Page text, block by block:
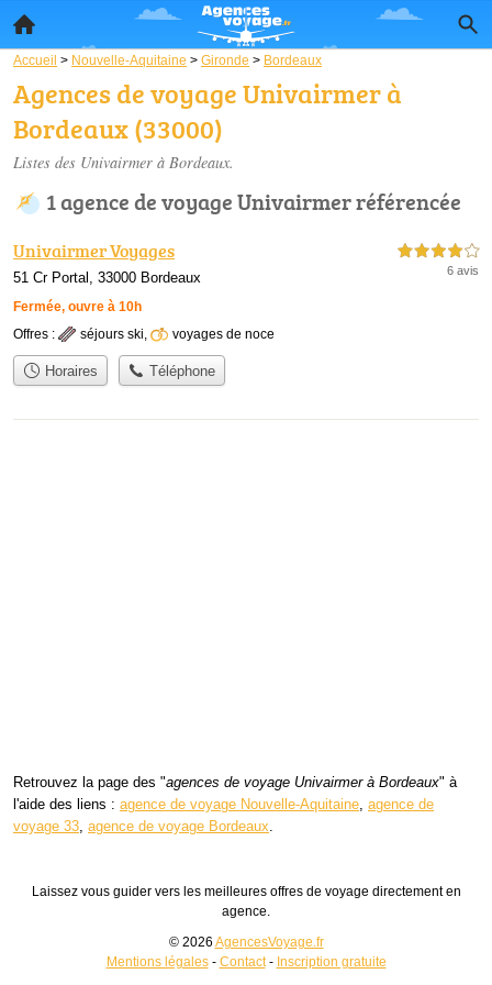
Accueil > Nouvelle-Aquitaine > Gironde > Bordeaux
Agences de voyage Univairmer à
Bordeaux (33000)
Listes des Univairmer à Bordeaux.
1 agence de voyage Univairmer référencée
Univairmer Voyages
51 Cr Portal, 33000 Bordeaux
Fermée, ouvre à 10h
4,0 étoiles sur 5
6 avis
Offres : séjours ski, voyages de noce
Horaires Téléphone
Retrouvez la page des "agences de voyage Univairmer à Bordeaux" à
l'aide des liens : agence de voyage Nouvelle-Aquitaine, agence de
voyage 33, agence de voyage Bordeaux.
Laissez vous guider vers les meilleures offres de voyage directement en
agence.
© 2026 AgencesVoyage.fr
Mentions légales- Contact- Inscription gratuite